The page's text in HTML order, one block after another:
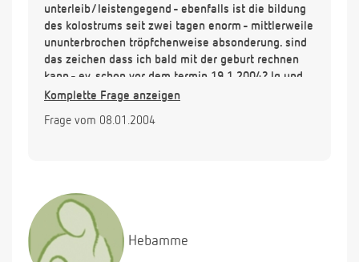
unterleib/leistengegend - ebenfalls ist die bildung
des kolostrums seit zwei tagen enorm - mittlerweile
ununterbrochen tröpfchenweise absonderung. sind
das zeichen dass ich bald mit der geburt rechnen
kann - ev. schon vor dem termin 19.1.2004? lg und
danke
Komplette Frage anzeigen
Frage vom 08.01.2004
Hebamme